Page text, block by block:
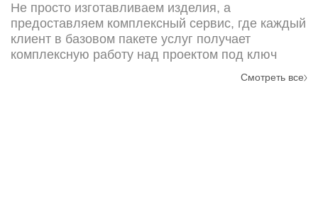
Не просто изготавливаем изделия, а
предоставляем комплексный сервис, где каждый
клиент в базовом пакете услуг получает
комплексную работу над проектом под ключ
Смотреть все